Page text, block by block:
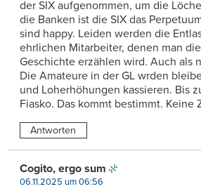
der SIX aufgenommen, um die
die Banken ist die SIX das
sind happy. Leiden werden die
ehrlichen Mitarbeiter, denen man
Geschichte erzählen wird. Auch als
Die Amateure in der GL wrden
und Loherhöhungen kassieren. Bis
Fiasko. Das kommt bestimmt. Keine
Antworten
Cogito, ergo sum
06.11.2025 um 06:56